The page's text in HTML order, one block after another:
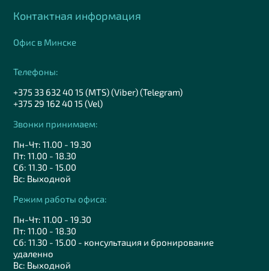
Контактная информация
Офис в Минске
Телефоны:
+375 33 632 40 15 (MTS) (Viber) (Telegram)
+375 29 162 40 15 (Vel)
Звонки принимаем:
Пн-Чт: 11.00 - 19.30
Пт: 11.00 - 18.30
Сб: 11.30 - 15.00
Вс: Выходной
Режим работы офиса:
Пн-Чт: 11.00 - 19.30
Пт: 11.00 - 18.30
Сб: 11.30 - 15.00 - консультация и бронирование
удаленно
Вс: Выходной